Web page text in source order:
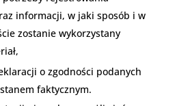
informacji, w jaki sposób i w
zostanie wykorzystany
o zgodności podanych
faktycznym.